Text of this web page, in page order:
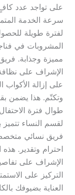
على تواجد عدد
سرعة الخدمة
لفترة طويلة
المشروبات في
مميزة وجذابة.
الإشراف على
على إزالة الأكواب
وتكتّم. هذا يضمن
طوال فترة
لقسم النساء
فريق نسائي
احترام وتقدير.
الإشراف على
التركيز على
العناية بضيوفك